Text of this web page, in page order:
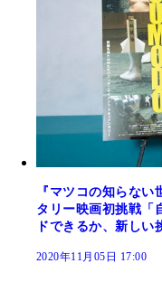
『マツコの知らな
タリー映画初挑戦「
ドできるか、新しい
2020年11月05日 17:00